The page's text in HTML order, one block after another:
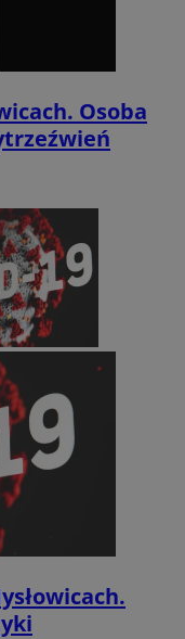
Osoba